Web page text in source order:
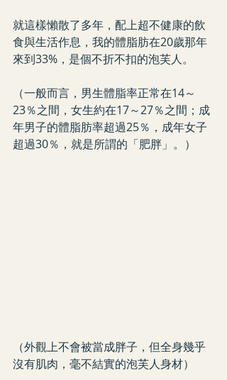
就這樣懶散了多年，配上超不健康的飲
食與生活作息，我的體脂肪在20歲那年
來到33%，是個不折不扣的泡芙人。
（一般而言，男生體脂率正常在14～
23％之間，女生約在17～27％之間；成
年男子的體脂肪率超過25％，成年女子
超過30％，就是所謂的「肥胖」。）
（外觀上不會被當成胖子，但全身幾乎
沒有肌肉，毫不結實的泡芙人身材）